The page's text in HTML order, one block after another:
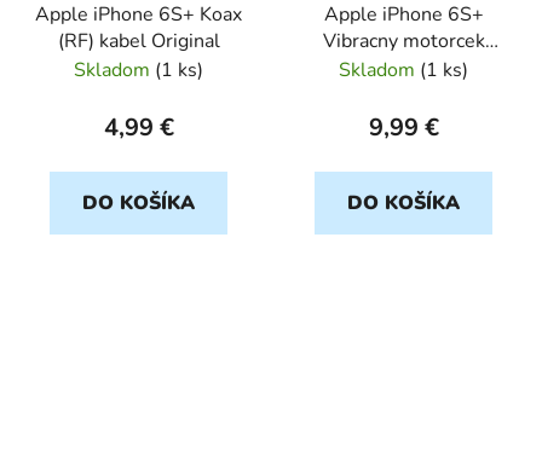
Apple iPhone 6S+ Koax
(RF) kabel Original
Skladom (1 ks)
4,99 €
DO KOŠÍKA
Apple iPhone 6S+
Vibracny motorcek
Original
Skladom (1 ks)
9,99 €
DO KOŠÍKA